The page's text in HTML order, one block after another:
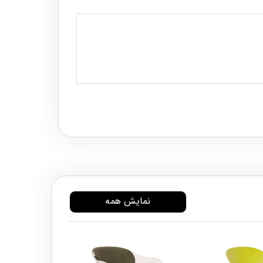
نمایش همه